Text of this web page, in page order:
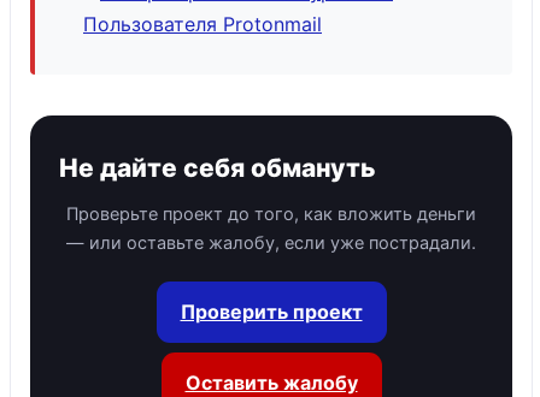
Пользователя Protonmail
Не дайте себя обмануть
Проверьте проект до того, как вложить деньги
— или оставьте жалобу, если уже пострадали.
Проверить проект
Оставить жалобу